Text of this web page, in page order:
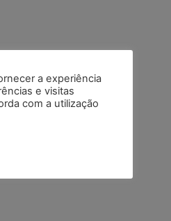
a experiência
e visitas
com a utilização